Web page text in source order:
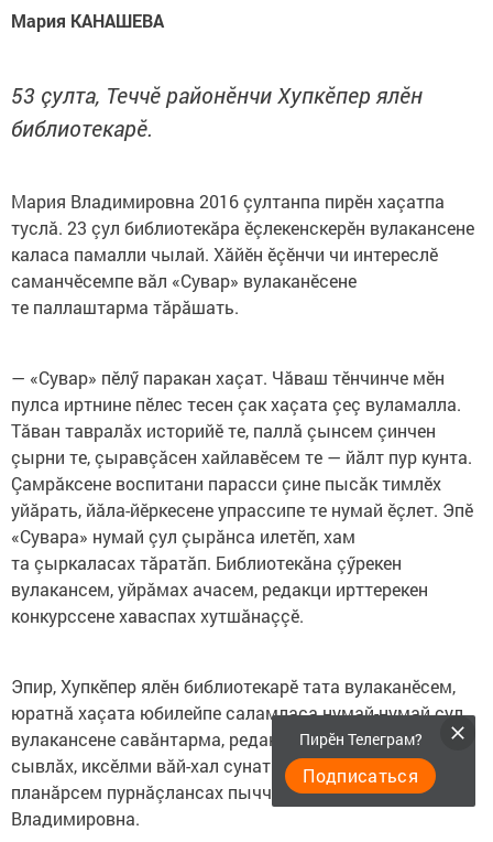
Мария КАНАШЕВА
53 çулта, Теччӗ районӗнчи Хупкӗпер ялӗн
библиотекарӗ.
Мария Владимировна 2016 çултанпа пирӗн хаçатпа
туслă. 23 çул библиотекăра ӗçлекенскерӗн вулакансене
каласа памалли чылай. Хăйӗн ӗçӗнчи чи интереслӗ
саманчӗсемпе вăл «Сувар» вулаканӗсене
те паллаштарма тăрăшать.
— «Сувар» пӗлӳ паракан хаçат. Чăваш тӗнчинче мӗн
пулса иртнине пӗлес тесен çак хаçата çеç вуламалла.
Тăван тавралăх историйӗ те, паллă çынсем çинчен
çырни те, çыравçăсен хайлавӗсем те — йăлт пур кунта.
Çамрăксене воспитани парасси çине пысăк тимлӗх
уйăрать, йăла-йӗркесене упрассипе те нумай ӗçлет. Эпӗ
«Сувара» нумай çул çырăнса илетӗп, хам
та çыркаласах тăратăп. Библиотекăна çӳрекен
вулакансем, уйрăмах ачасем, редакци ирттерекен
конкурссене хаваспах хутшăнаççӗ.
Эпир, Хупкӗпер ялӗн библиотекарӗ тата вулаканӗсем,
юратнă хаçата юбилейпе саламласа нумай-нумай çул
вулакансене савăнтарма, редакцире ӗçлекенсене çирӗп
сывлăх, иксӗлми вăй-хал сунатпăр, творчествăлла
планăрсем пурнăçлансах пыччăр! — тет Мария
Владимировна.
Пирӗн Телеграм?
Подписаться